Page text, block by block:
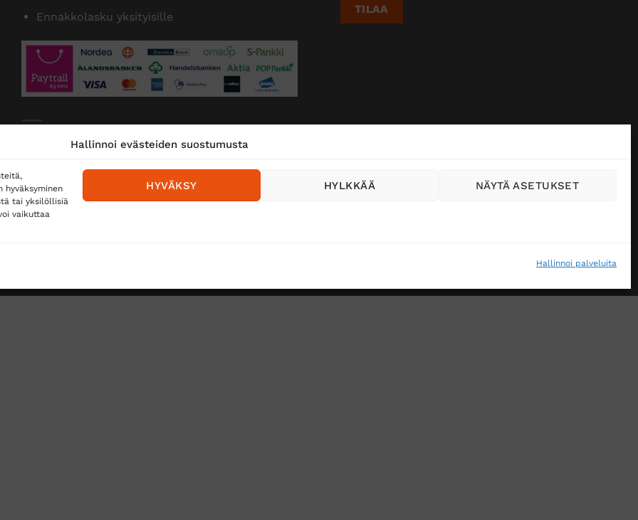
Hallinnoi evästeiden suostumusta
tai yksilöllisiä
vaikuttaa
Hallinnoi palveluita
HYVÄKSY HYLKKÄÄ NÄYTÄ ASETUKSET
Ennakkolasku yksityisille
Toimitustavat
Matkahuolto
Postnord